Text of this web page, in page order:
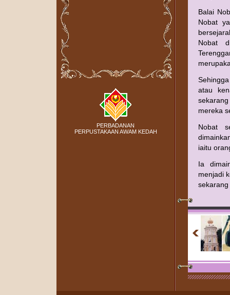
PERBADANAN
PERPUSTAKAAN AWAM KEDAH
Balai
Nobat
Nobat
atau
mereka
Nobat
iaitu
Ia
menjadi